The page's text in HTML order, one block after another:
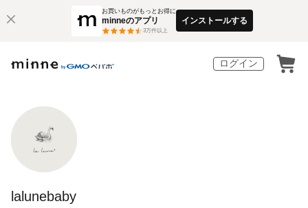
お買いものがもっとお得に
minneのアプリ
3万件以上
インストールする
ログイン
lalunebaby